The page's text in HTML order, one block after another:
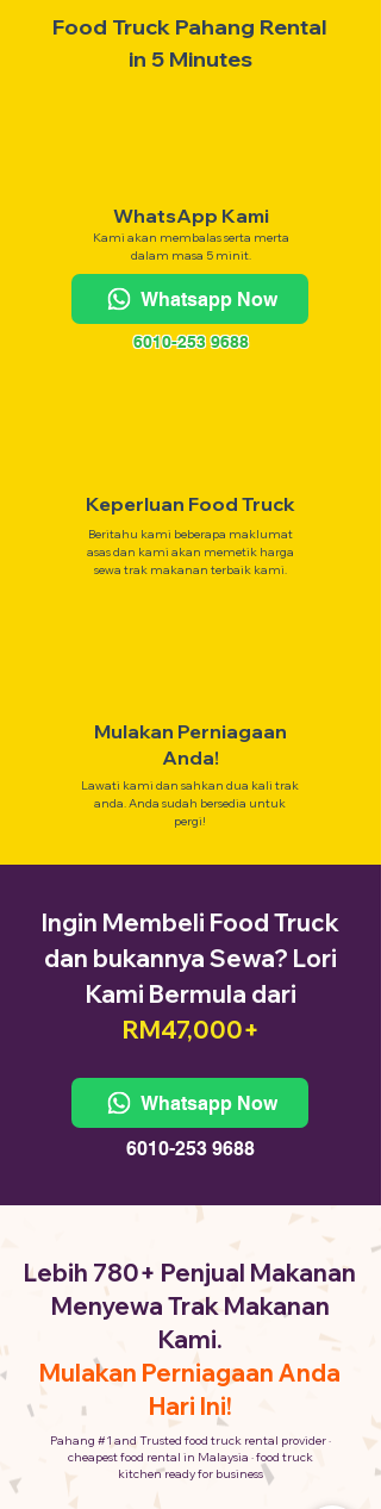
Food Truck Pahang Rental
in 5 Minutes
WhatsApp Kami
Kami akan membalas serta merta
dalam masa 5 minit.
Whatsapp Now
6010-253 9688
Keperluan Food Truck
Beritahu kami beberapa maklumat
asas dan kami akan memetik harga
sewa trak makanan terbaik kami.
Mulakan Perniagaan
Anda!
Lawati kami dan sahkan dua kali trak
anda. Anda sudah bersedia untuk
pergi!
Ingin Membeli Food Truck
dan bukannya Sewa? Lori
Kami Bermula dari
RM47,000+
Whatsapp Now
6010-253 9688
Lebih 780+ Penjual Makanan
Menyewa Trak Makanan
Kami.
Mulakan Perniagaan Anda
Hari Ini!
Pahang #1 and Trusted food truck rental provider ·
cheapest food rental in Malaysia · food truck
kitchen ready for business